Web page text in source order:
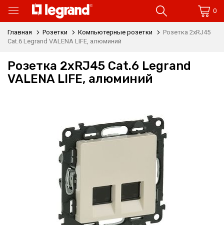
0
Главная Розетки Компьютерные розетки
Розетка 2xRJ45
Cat.6 Legrand VALENA LIFE, алюминий
Розетка 2xRJ45 Cat.6 Legrand
VALENA LIFE, алюминий